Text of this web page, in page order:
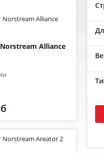
Alliance